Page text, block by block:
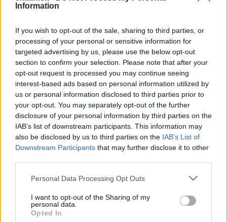
Information
If you wish to opt-out of the sale, sharing to third parties, or
processing of your personal or sensitive information for
targeted advertising by us, please use the below opt-out
section to confirm your selection. Please note that after your
opt-out request is processed you may continue seeing
interest-based ads based on personal information utilized by
us or personal information disclosed to third parties prior to
your opt-out. You may separately opt-out of the further
disclosure of your personal information by third parties on the
IAB’s list of downstream participants. This information may
also be disclosed by us to third parties on the IAB’s List of
Downstream Participants that may further disclose it to other
Personal Data Processing Opt Outs
I want to opt-out of the Sharing of my
personal data.
Opted In
zvýraznia ich krásu. Ženy zrodené v jesennom období
Váh sú vždy perfektne upravené a vkusne oblečené, v
móde nepatrí k experimentátorkám, vždy však môžeme
očakávať vysoký štandard.
Vo vzťahoch sú inak váhavé Váhy pomerne stabilné a
tradičné. Predstava malomestskej spokojnej rodinky im
nie je cudzia a aj keď sa im vo vzťahoch príliš nedarí,
stále dúfajú, že pána dokonalého raz nájdu. V
partnerstve je ochotná opustiť mnohé, čo Váhy avšak
nikdy neodpúšťajú je nevera, to potom očakávajte
nepríjemnú pomstu.
Hoci sa zdá, že Váha je v partnerstve veľmi
konzervatívna, nenechajte sa zmiasť. Keď príde na
znamení. So zadným sedadlom u tejto Ženy však
neuspejete. Váhy sú veľmi ženské a často aj narcistické,
e
a
r
c
h
f
o
r
: